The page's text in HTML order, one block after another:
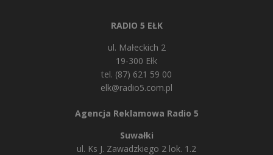
RADIO 5 EŁK
ul. Małeckich 2
19-300 Ełk
tel. (87) 621 59 00
elk@radio5.com.pl
Agencja Reklamowa Radio 5
Suwałki
ul. Ks J. Zawadzkiego 2 lok. 1.2